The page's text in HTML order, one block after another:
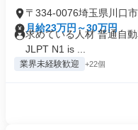
〒334-0076埼玉県川口
月給23万円～30万円
求めている人材 普通自
JLPT N1 is ...
業界未経験歓迎 +22個